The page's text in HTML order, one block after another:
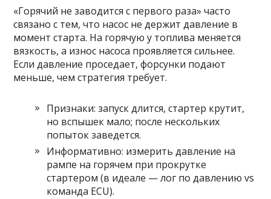
«Горячий не заводится с первого раза» часто
связано с тем, что насос не держит давление в
момент старта. На горячую у топлива меняется
вязкость, а износ насоса проявляется сильнее.
Если давление проседает, форсунки подают
меньше, чем стратегия требует.
Признаки: запуск длится, стартер крутит,
но вспышек мало; после нескольких
попыток заведется.
Информативно: измерить давление на
рампе на горячем при прокрутке
стартером (в идеале — лог по давлению vs
команда ECU).